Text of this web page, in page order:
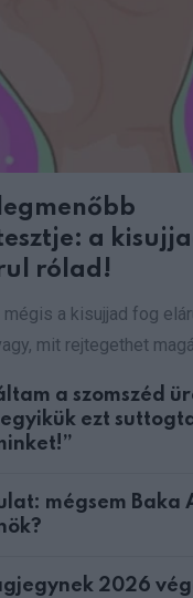
a
rólad!
a kisujjad fog
mit rejtegethet
a szomszéd
ezt
mégsem Baka
2026